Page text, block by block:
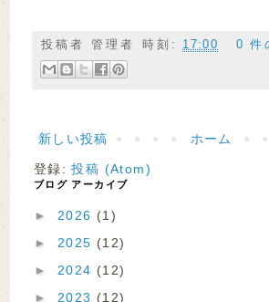
投稿者管理者 時刻: 17:00 0 件
新しい投稿 ホーム
登録:投稿 (Atom)
ブログ アーカイブ
► 2026 (1)
► 2025 (12)
► 2024 (12)
► 2023 (12)